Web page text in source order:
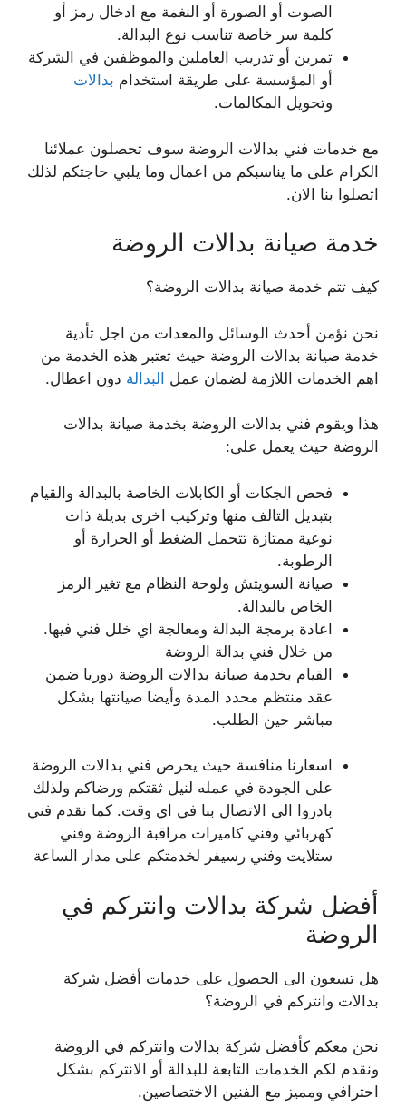
الصوت أو الصورة أو النغمة مع ادخال رمز أو
كلمة سر خاصة تناسب نوع البدالة.
تمرين أو تدريب العاملين والموظفين في الشركة
أو المؤسسة على طريقة استخدام بدالات
وتحويل المكالمات.
مع خدمات فني بدالات الروضة سوف تحصلون عملائنا
الكرام على ما يناسبكم من اعمال وما يلبي حاجتكم لذلك
اتصلوا بنا الان.
خدمة صيانة بدالات الروضة
كيف تتم خدمة صيانة بدالات الروضة؟
نحن نؤمن أحدث الوسائل والمعدات من اجل تأدية
خدمة صيانة بدالات الروضة حيث تعتبر هذه الخدمة من
اهم الخدمات اللازمة لضمان عمل البدالة دون اعطال.
هذا ويقوم فني بدالات الروضة بخدمة صيانة بدالات
الروضة حيث يعمل على:
فحص الجكات أو الكابلات الخاصة بالبدالة والقيام
بتبديل التالف منها وتركيب اخرى بديلة ذات
نوعية ممتازة تتحمل الضغط أو الحرارة أو
الرطوبة.
صيانة السويتش ولوحة النظام مع تغير الرمز
الخاص بالبدالة.
اعادة برمجة البدالة ومعالجة اي خلل فني فيها.
من خلال فني بدالة الروضة
القيام بخدمة صيانة بدالات الروضة دوريا ضمن
عقد منتظم محدد المدة وأيضا صيانتها بشكل
مباشر حين الطلب.
اسعارنا منافسة حيث يحرص فني بدالات الروضة
على الجودة في عمله لنيل ثقتكم ورضاكم ولذلك
بادروا الى الاتصال بنا في اي وقت. كما نقدم فني
كهربائي وفني كاميرات مراقبة الروضة وفني
ستلايت وفني رسيفر لخدمتكم على مدار الساعة
أفضل شركة بدالات وانتركم في
الروضة
هل تسعون الى الحصول على خدمات أفضل شركة
بدالات وانتركم في الروضة؟
نحن معكم كأفضل شركة بدالات وانتركم في الروضة
ونقدم لكم الخدمات التابعة للبدالة أو الانتركم بشكل
احترافي ومميز مع الفنين الاختصاصين.